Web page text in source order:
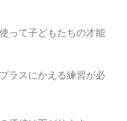
って子どもたちの才能
ラスにかえる練習が必